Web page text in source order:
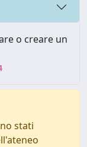
o creare un
stati